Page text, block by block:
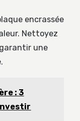
encrassée
Nettoyez
une
: 3